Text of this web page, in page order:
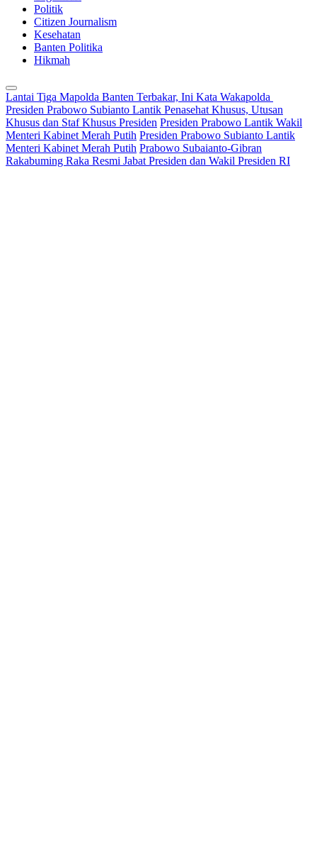
Politik
Citizen Journalism
Kesehatan
Banten Politika
Hikmah
Lantai Tiga Mapolda Banten Terbakar, Ini Kata Wakapolda
Presiden Prabowo Subianto Lantik Penasehat Khusus, Utusan
Khusus dan Staf Khusus Presiden Presiden Prabowo Lantik Wakil
Menteri Kabinet Merah Putih Presiden Prabowo Subianto Lantik
Menteri Kabinet Merah Putih Prabowo Subaianto-Gibran
Rakabuming Raka Resmi Jabat Presiden dan Wakil Presiden RI